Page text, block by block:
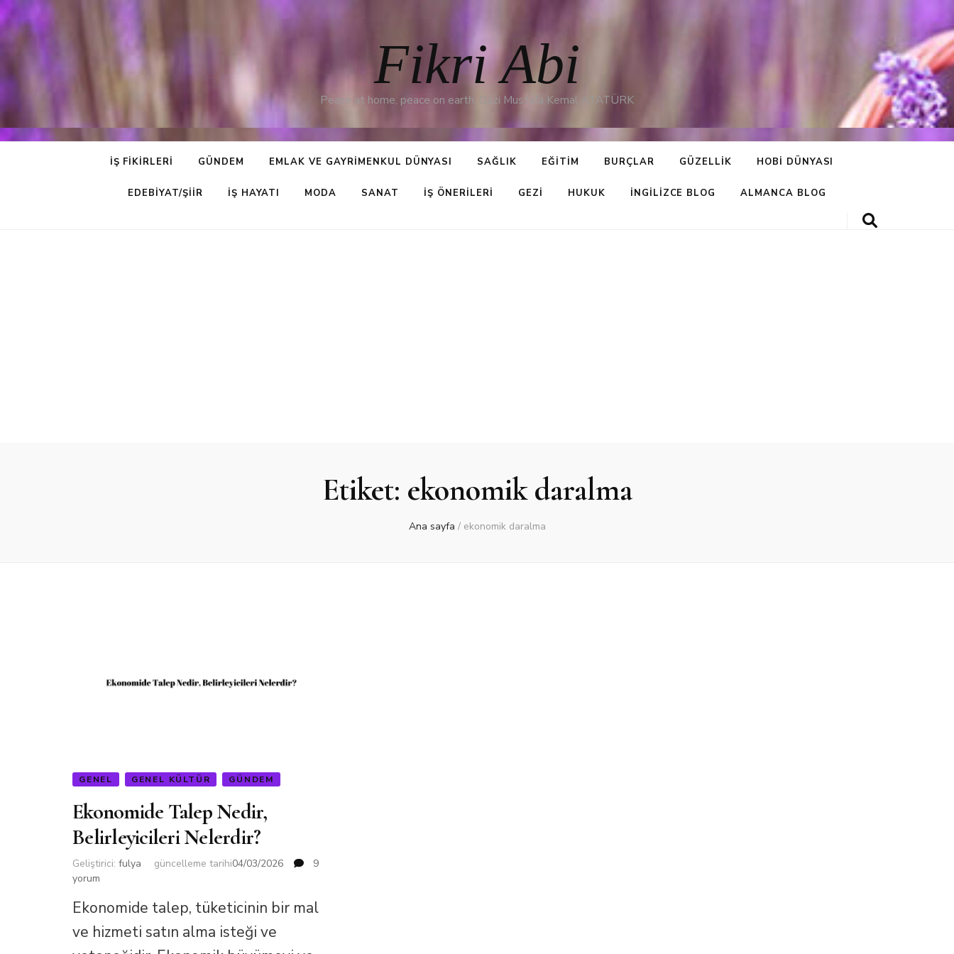
Fikri Abi
Peace at home, peace on earth. Gazi Mustafa Kemal ATATÜRK
İŞ FIKIRLERI GÜNDEM EMLAK VE GAYRIMENKUL DÜNYASI SAĞLIK EĞITIM BURÇLAR GÜZELLIK HOBI DÜNYASI
EDEBIYAT/ŞIIR İŞ HAYATI MODA SANAT İŞ ÖNERILERI GEZI HUKUK İNGILIZCE BLOG ALMANCA BLOG
Etiket: ekonomik daralma
Ana sayfa / ekonomik daralma
GENEL GENEL KÜLTÜR GÜNDEM
Ekonomide Talep Nedir,
Belirleyicileri Nelerdir?
Geliştirici: fulya güncelleme tarihi04/03/2026
Ekonomide
Belirleyicileri
9
yorum
Ekonomide talep, tüketicinin bir mal
ve hizmeti satın alma isteği ve